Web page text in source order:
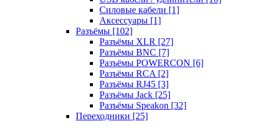
Силовые кабели [1]
Аксессуары [1]
Разъёмы [102]
Разъёмы XLR [27]
Разъёмы BNC [7]
Разъёмы POWERCON [6]
Разъёмы RCA [2]
Разъёмы RJ45 [3]
Разъёмы Jack [25]
Разъёмы Speakon [32]
Переходники [25]